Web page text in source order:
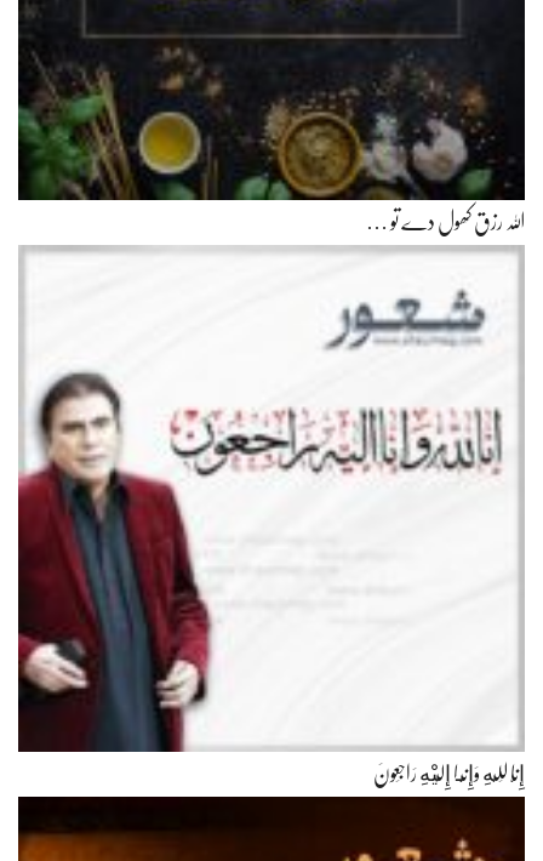
اللہ رزق کھول دے تو …
إِنَّا لِلّهِ وَإِنَّـا إِلَيْهِ رَاجِعونَ